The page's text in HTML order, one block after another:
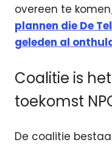
overeen te komen
plannen die De
geleden al
Coalitie is
toekomst
De coalitie